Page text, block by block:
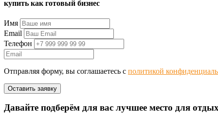
купить как готовый бизнес
Имя
Email
Телефон
Отправляя форму, вы соглашаетесь с политикой
Давайте подберём для вас лучшее место для